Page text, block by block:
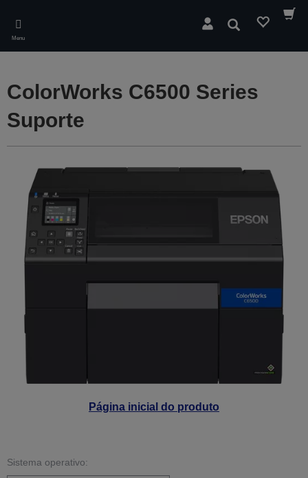
main
content
Menu
Pesquisar
Página inicial do produto
ColorWorks C6500 Series
Suporte
Sistema operativo: